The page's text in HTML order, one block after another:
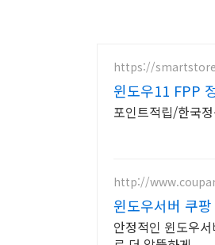
https://
윈도우11 FPP
포인트적립/한국
http://
윈도우서버 쿠
안정적인 윈도우